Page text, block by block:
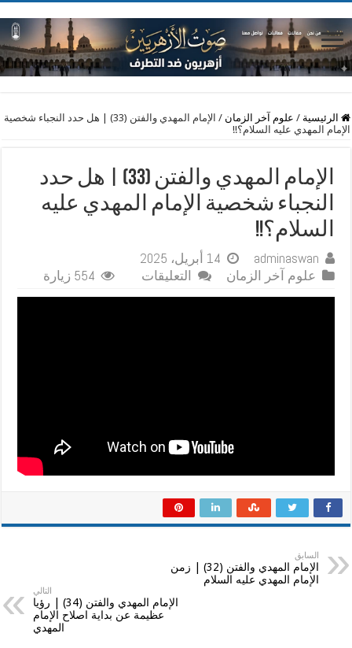
الرئيسية / علوم آخر الزمان /
الإمام المهدي والفتن (33) | هل حدد النجباء شخصية
الإمام المهدي عليه السلام؟!!
الإمام المهدي والفتن (33) | هل حدد
النجباء شخصية الإمام المهدي عليه
السلام؟!!
adminaswan
14 أبريل، 2025
علوم آخر الزمان
التعليقات
الإمام
554 زيارة
السابق
الإمام المهدي والفتن (32) | زمن
الإمام المهدي عليه السلام
التالي
الإمام المهدي والفتن (34) | رؤيا
عظيمة عن بداية اصلاح الإمام
المهدي